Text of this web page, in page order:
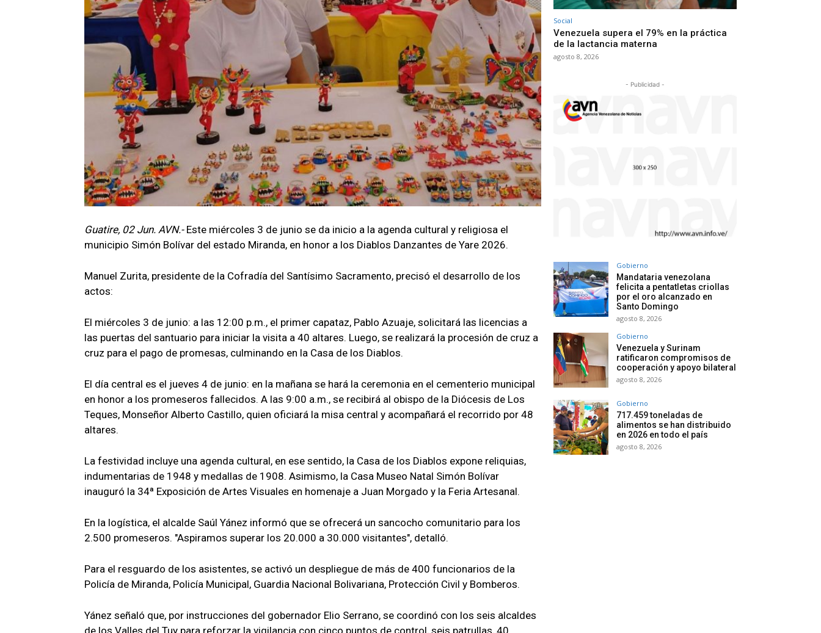
Guatire, 02 Jun. AVN.- Este miércoles 3 de junio se da inicio a la agenda cultural y religiosa el
municipio Simón Bolívar del estado Miranda, en honor a los Diablos Danzantes de Yare 2026.
Manuel Zurita, presidente de la Cofradía del Santísimo Sacramento, precisó el desarrollo de los
actos:
El miércoles 3 de junio: a las 12:00 p.m., el primer capataz, Pablo Azuaje, solicitará las licencias a
las puertas del santuario para iniciar la visita a 40 altares. Luego, se realizará la procesión de cruz a
cruz para el pago de promesas, culminando en la Casa de los Diablos.
El día central es el jueves 4 de junio: en la mañana se hará la ceremonia en el cementerio municipal
en honor a los promeseros fallecidos. A las 9:00 a.m., se recibirá al obispo de la Diócesis de Los
Teques, Monseñor Alberto Castillo, quien oficiará la misa central y acompañará el recorrido por 48
altares.
La festividad incluye una agenda cultural, en ese sentido, la Casa de los Diablos expone reliquias,
indumentarias de 1948 y medallas de 1908. Asimismo, la Casa Museo Natal Simón Bolívar
inauguró la 34ª Exposición de Artes Visuales en homenaje a Juan Morgado y la Feria Artesanal.
En la logística, el alcalde Saúl Yánez informó que se ofrecerá un sancocho comunitario para los
2.500 promeseros. "Aspiramos superar los 20.000 a 30.000 visitantes", detalló.
Para el resguardo de los asistentes, se activó un despliegue de más de 400 funcionarios de la
Policía de Miranda, Policía Municipal, Guardia Nacional Bolivariana, Protección Civil y Bomberos.
Yánez señaló que, por instrucciones del gobernador Elio Serrano, se coordinó con los seis alcaldes
Social
Venezuela supera el 79% en la práctica
de la lactancia materna
agosto 8, 2026
- Publicidad -
Gobierno
Mandataria venezolana
felicita a pentatletas criollas
por el oro alcanzado en
Santo Domingo
agosto 8, 2026
Gobierno
Venezuela y Surinam
ratificaron compromisos de
cooperación y apoyo bilateral
agosto 8, 2026
Gobierno
717.459 toneladas de
alimentos se han distribuido
en 2026 en todo el país
agosto 8, 2026